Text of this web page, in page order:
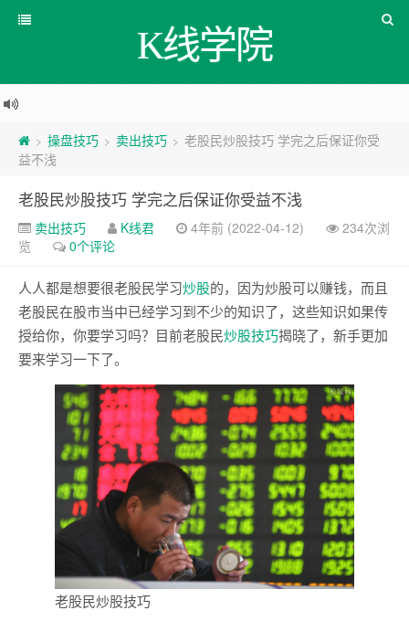
K线学院
> 操盘技巧 > 卖出技巧 > 老股民炒股技巧 学完之后保证你受
益不浅
老股民炒股技巧 学完之后保证你受益不浅
卖出技巧 K线君 4年前 (2022-04-12)
234次浏
览
0个评论
人人都是想要很老股民学习炒股的，因为炒股可以赚钱，而且
老股民在股市当中已经学习到不少的知识了，这些知识如果传
授给你，你要学习吗？目前老股民炒股技巧揭晓了，新手更加
要来学习一下了。
老股民炒股技巧